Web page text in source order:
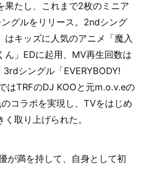
果たし、これまで2枚のミニア
グルをリリース。2ndシング
はキッズに人気のアニメ「魔入
ん」EDに起用、MV再生回数は
シングル「EVERYBODY!
はTRFのDJ KOOと元m.o.v.eの
コラボを実現し、TVをはじめ
取り上げられた。
が満を持して、自身として初